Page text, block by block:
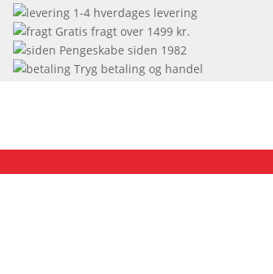
1-4 hverdages levering
Gratis fragt over 1499 kr.
Pengeskabe siden 1982
Tryg betaling og handel